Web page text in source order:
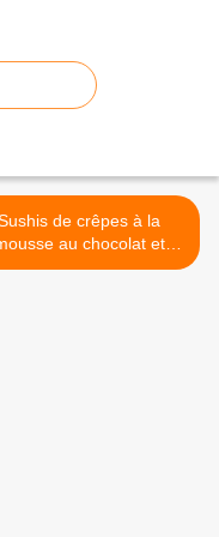
de crêpes à la
au chocolat et
sauce au caramel >